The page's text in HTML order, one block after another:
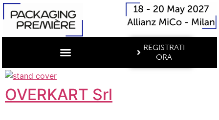
REGISTRATI
ORA
OVERKART Srl